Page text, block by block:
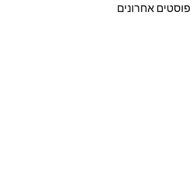
פוסטים אחרונים